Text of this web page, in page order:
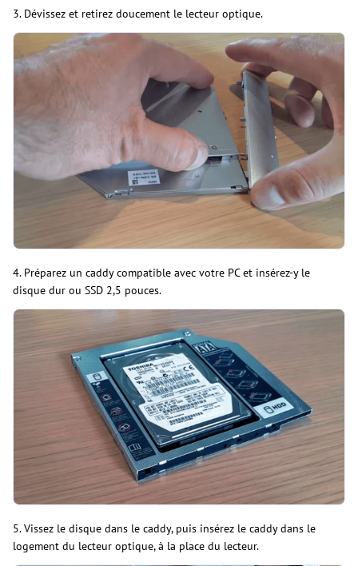
3. Dévissez et retirez doucement le lecteur optique.
4. Préparez un caddy compatible avec votre PC et insérez-y le
disque dur ou SSD 2,5 pouces.
5. Vissez le disque dans le caddy, puis insérez le caddy dans le
logement du lecteur optique, à la place du lecteur.